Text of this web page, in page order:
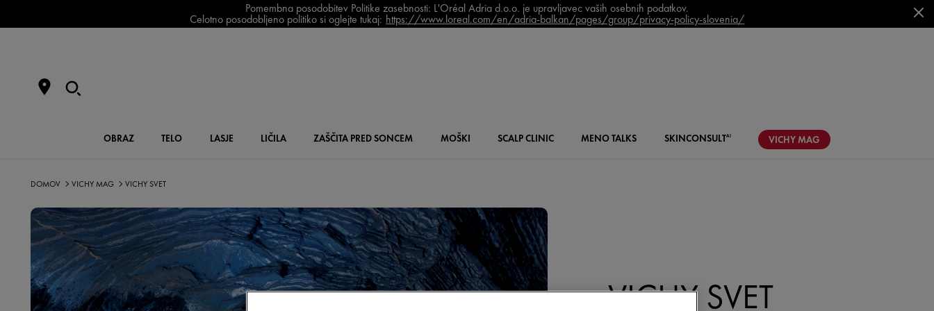
Pomembna posodobitev Politike zasebnosti: L'Oréal Adria d.o.o. je upravljavec vaših osebnih podatkov.
Celotno posodobljeno politiko si oglejte tukaj: https://www.loreal.com/en/adria-balkan/pages/group/privacy-policy-slovenia/
OBRAZ TELO LASJE LIČILA ZAŠČITA PRED SONCEM MOŠKI SCALPCLINIC MENOTALKS SKINCONSULTAI VICHY MAG
DOMOV VICHY MAG VICHY SVET
VICHY SVET